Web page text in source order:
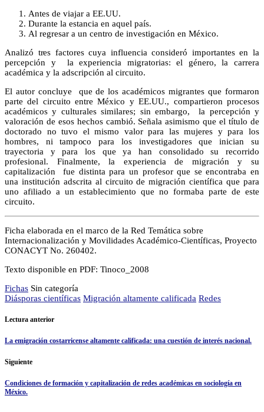
Antes de viajar a EE.UU.
Durante la estancia en aquel país.
Al regresar a un centro de investigación en México.
Analizó tres factores cuya influencia consideró importantes en la
percepción y la experiencia migratorias: el género, la carrera
académica y la adscripción al circuito.
El autor concluye que de los académicos migrantes que formaron
parte del circuito entre México y EE.UU., compartieron procesos
académicos y culturales similares; sin embargo, la percepción y
valoración de esos hechos cambió. Señala asimismo que el título de
doctorado no tuvo el mismo valor para las mujeres y para los
hombres, ni tampoco para los investigadores que inician su
trayectoria y para los que ya han consolidado su recorrido
profesional. Finalmente, la experiencia de migración y su
capitalización fue distinta para un profesor que se encontraba en
una institución adscrita al circuito de migración científica que para
uno afiliado a un establecimiento que no formaba parte de este
circuito.
Ficha elaborada en el marco de la Red Temática sobre
Internacionalización y Movilidades Académico-Científicas, Proyecto
CONACYT No. 260402.
Texto disponible en PDF: Tinoco_2008
Fichas Sin categoría
Diásporas científicas Migración altamente calificada Redes
Lectura anterior
La emigración costarricense altamente calificada: una cuestión de interés nacional.
Siguiente
Condiciones de formación y capitalización de redes académicas en sociología en
México.